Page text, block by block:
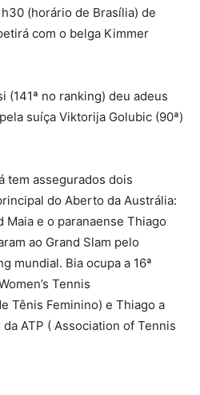
(horário de Brasília) de
com o belga Kimmer
(141ª no ranking) deu adeus
suíça Viktorija Golubic (90ª)
tem assegurados dois
do Aberto da Austrália:
Maia e o paranaense Thiago
ao Grand Slam pelo
mundial. Bia ocupa a 16ª
Tennis
Tênis Feminino) e Thiago a
ATP ( Association of Tennis